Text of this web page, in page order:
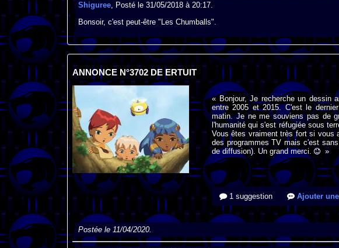
Shiguree, Posté le 31/05/2018 à 20:17.
Bonsoir, c'est peut-être "Les Chumballs".
ANNONCE N°3702 DE ERTUIT
« Bonjour, Je recherche un dessin
entre 2005 et 2015. C'est le
matin. Je ne me souviens pas de
l'humanité qui s'est réfugiée sous
Vous êtes vraiment très fort si vous
des programmes TV mais c'est
de diffusion). Un grand merci.
»
1 suggestion Ajouter
Postée le 11/04/2020.